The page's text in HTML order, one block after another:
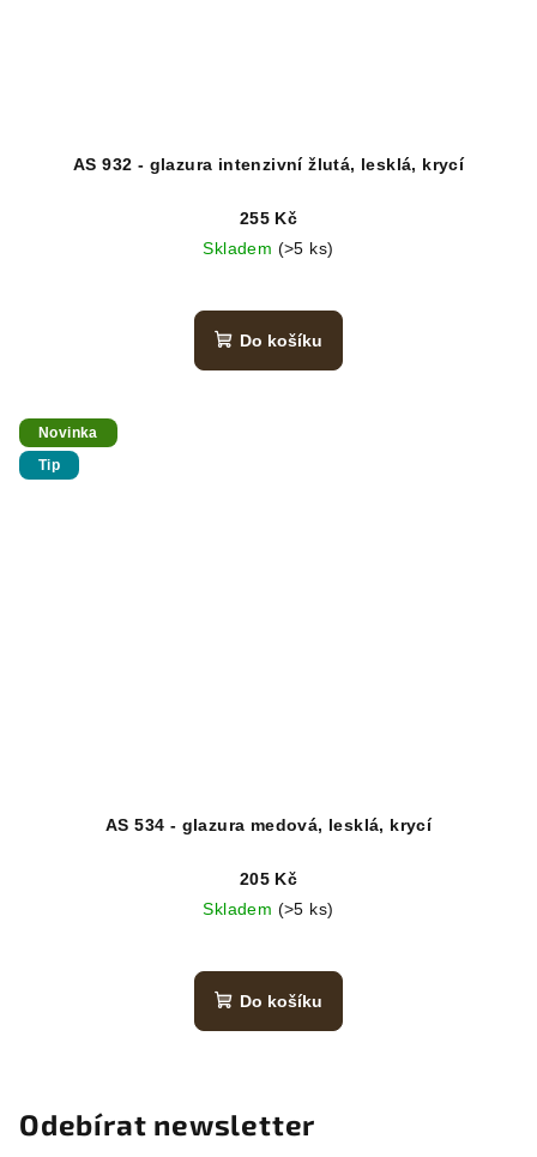
AS 932 - glazura intenzivní žlutá, lesklá, krycí
255 Kč
Skladem (>5 ks)
Do košíku
Novinka
Tip
AS 534 - glazura medová, lesklá, krycí
205 Kč
Skladem (>5 ks)
Do košíku
Odebírat newsletter